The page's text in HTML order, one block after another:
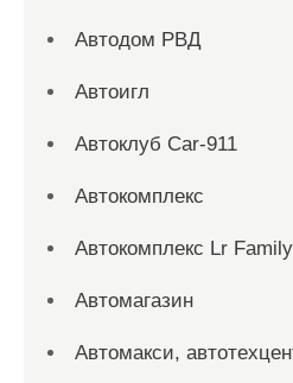
Автодом РВД
Автоигл
Автоклуб Car-911
Автокомплекс
Автокомплекс Lr Family
Автомагазин
Автомакси,